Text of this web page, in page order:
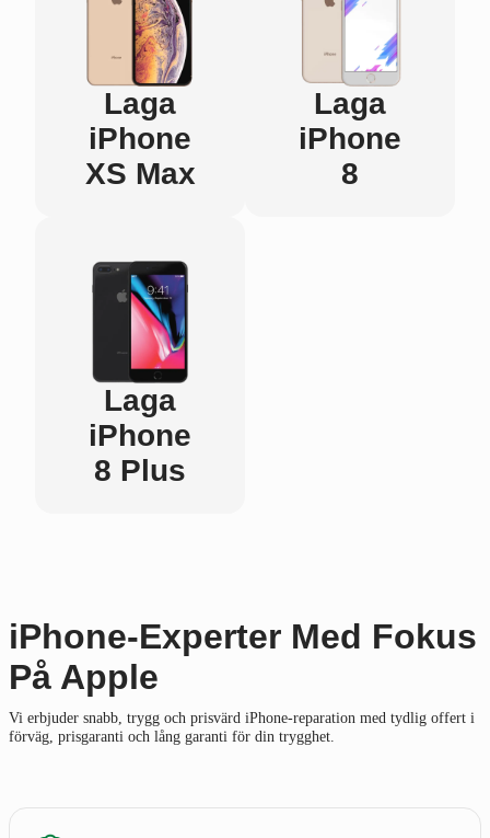
Laga
iPhone
XS Max
Laga
iPhone
8
Laga
iPhone
8 Plus
iPhone-Experter Med Fokus
På Apple
Vi erbjuder snabb, trygg och prisvärd iPhone-reparation med tydlig offert i
förväg, prisgaranti och lång garanti för din trygghet.